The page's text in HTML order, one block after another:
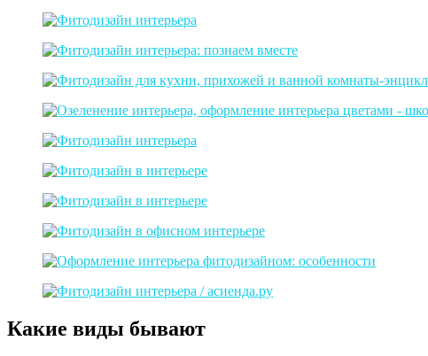
Какие виды бывают